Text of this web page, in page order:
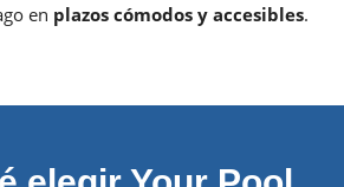
en plazos cómodos y accesibles.